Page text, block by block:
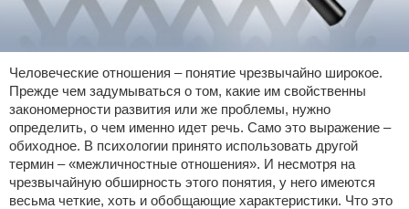
Человеческие отношения – понятие чрезвычайно широкое.
Прежде чем задумываться о том, какие им свойственны
закономерности развития или же проблемы, нужно
определить, о чем именно идет речь. Само это выражение –
обиходное. В психологии принято использовать другой
термин – «межличностные отношения». И несмотря на
чрезвычайную обширность этого понятия, у него имеются
весьма четкие, хоть и обобщающие характеристики. Что это